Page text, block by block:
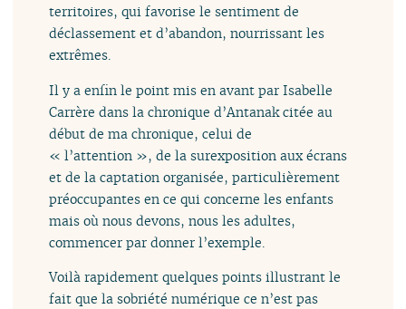
territoires, qui favorise le sentiment de
déclassement et d’abandon, nourrissant les
extrêmes.
Il y a enfin le point mis en avant par Isabelle
Carrère dans la chronique d’Antanak citée au
début de ma chronique, celui de
« l’attention », de la surexposition aux écrans
et de la captation organisée, particulièrement
préoccupantes en ce qui concerne les enfants
mais où nous devons, nous les adultes,
commencer par donner l’exemple.
Voilà rapidement quelques points illustrant le
fait que la sobriété numérique ce n’est pas